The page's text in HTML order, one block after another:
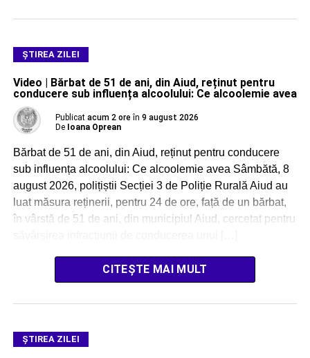
ŞTIREA ZILEI
Video | Bărbat de 51 de ani, din Aiud, reținut pentru
conducere sub influența alcoolului: Ce alcoolemie avea
Publicat acum 2 ore în 9 august 2026
De Ioana Oprean
Bărbat de 51 de ani, din Aiud, reținut pentru conducere
sub influența alcoolului: Ce alcoolemie avea Sâmbătă, 8
august 2026, polițiștii Secției 3 de Poliție Rurală Aiud au
luat măsura reținerii, pentru 24 de ore, față de un bărbat,
în vârstă de 51 de ani, din municipiul Aiud, cercetat pentru
CITEȘTE MAI MULT
ŞTIREA ZILEI